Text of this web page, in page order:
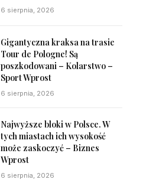
6 sierpnia, 2026
Gigantyczna kraksa na trasie
Tour de Pologne! Są
poszkodowani – Kolarstwo –
Sport Wprost
6 sierpnia, 2026
Najwyższe bloki w Polsce. W
tych miastach ich wysokość
może zaskoczyć – Biznes
Wprost
6 sierpnia, 2026